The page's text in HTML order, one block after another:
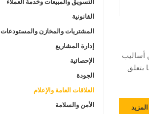
أساليب
يتعلق
المزيد
التسويق والمبيعات وخدمة العملاء
القانونية
المشتريات والمخازن والمستودعات
إدارة المشاريع
الإحصائية
الجودة
العلاقات العامة والإعلام
الأمن والسلامة